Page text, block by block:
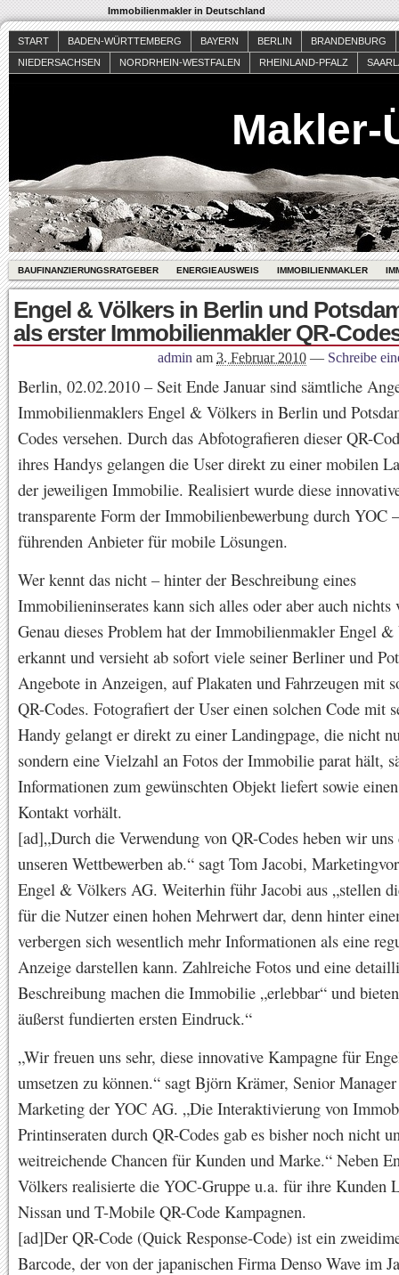
Immobilienmakler in Deutschland
START BADEN-WÜRTTEMBERG BAYERN BERLIN
BRANDENBURG
NIEDERSACHSEN
NORDRHEIN-WESTFALEN RHEINLAND-PFALZ
Makler-
BAUFINANZIERUNGSRATGEBER ENERGIEAUSWEIS IMMOBILIENMAKLER
Engel & Völkers in Berlin und
als erster Immobilienmakler QR-
admin am 3. Februar 2010 — Schreibe
Berlin, 02.02.2010 – Seit Ende Januar sind sämtliche
Immobilienmaklers Engel & Völkers in Berlin und
Codes versehen. Durch das Abfotografieren dieser QR-
ihres Handys gelangen die User direkt zu einer mobilen
der jeweiligen Immobilie. Realisiert wurde diese
transparente Form der Immobilienbewerbung durch YOC
führenden Anbieter für mobile Lösungen.
Wer kennt das nicht – hinter der Beschreibung eines
Immobilieninserates kann sich alles oder aber auch nichts
Genau dieses Problem hat der Immobilienmakler Engel
erkannt und versieht ab sofort viele seiner Berliner und
Angebote in Anzeigen, auf Plakaten und Fahrzeugen mit
QR-Codes. Fotografiert der User einen solchen Code mit
Handy gelangt er direkt zu einer Landingpage, die nicht
sondern eine Vielzahl an Fotos der Immobilie parat hält,
Informationen zum gewünschten Objekt liefert sowie
Kontakt vorhält.
[ad]„Durch die Verwendung von QR-Codes heben wir
unseren Wettbewerben ab.“ sagt Tom Jacobi,
Engel & Völkers AG. Weiterhin führ Jacobi aus „stellen
für die Nutzer einen hohen Mehrwert dar, denn hinter
verbergen sich wesentlich mehr Informationen als eine
Anzeige darstellen kann. Zahlreiche Fotos und eine
Beschreibung machen die Immobilie „erlebbar“ und
äußerst fundierten ersten Eindruck.“
„Wir freuen uns sehr, diese innovative Kampagne für
umsetzen zu können.“ sagt Björn Krämer, Senior
Marketing der YOC AG. „Die Interaktivierung von
Printinseraten durch QR-Codes gab es bisher noch nicht
weitreichende Chancen für Kunden und Marke.“ Neben
Völkers realisierte die YOC-Gruppe u.a. für ihre Kunden
Nissan und T-Mobile QR-Code Kampagnen.
[ad]Der QR-Code (Quick Response-Code) ist ein
Barcode, der von der japanischen Firma Denso Wave im